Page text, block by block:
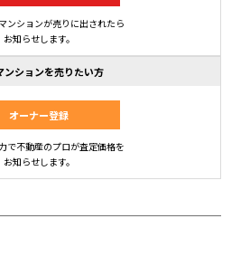
ンションが売りに出されたら
お知らせします。
ンションを売りたい方
オーナー登録
で不動産のプロが査定価格を
お知らせします。